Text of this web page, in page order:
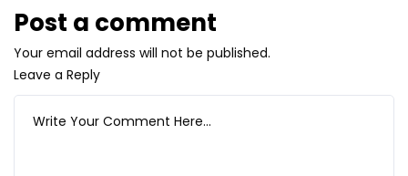
Post a comment
Your email address will not be published.
Leave a Reply